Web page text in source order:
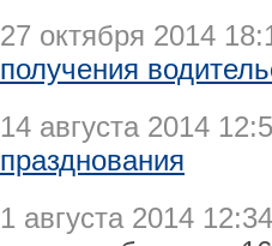
27 октября 2014
получения
14 августа 2014
празднования
1 августа 2014 12:34